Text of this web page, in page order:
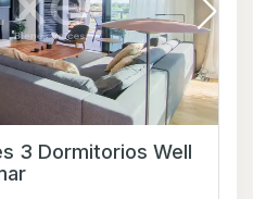
3 Dormitorios Well